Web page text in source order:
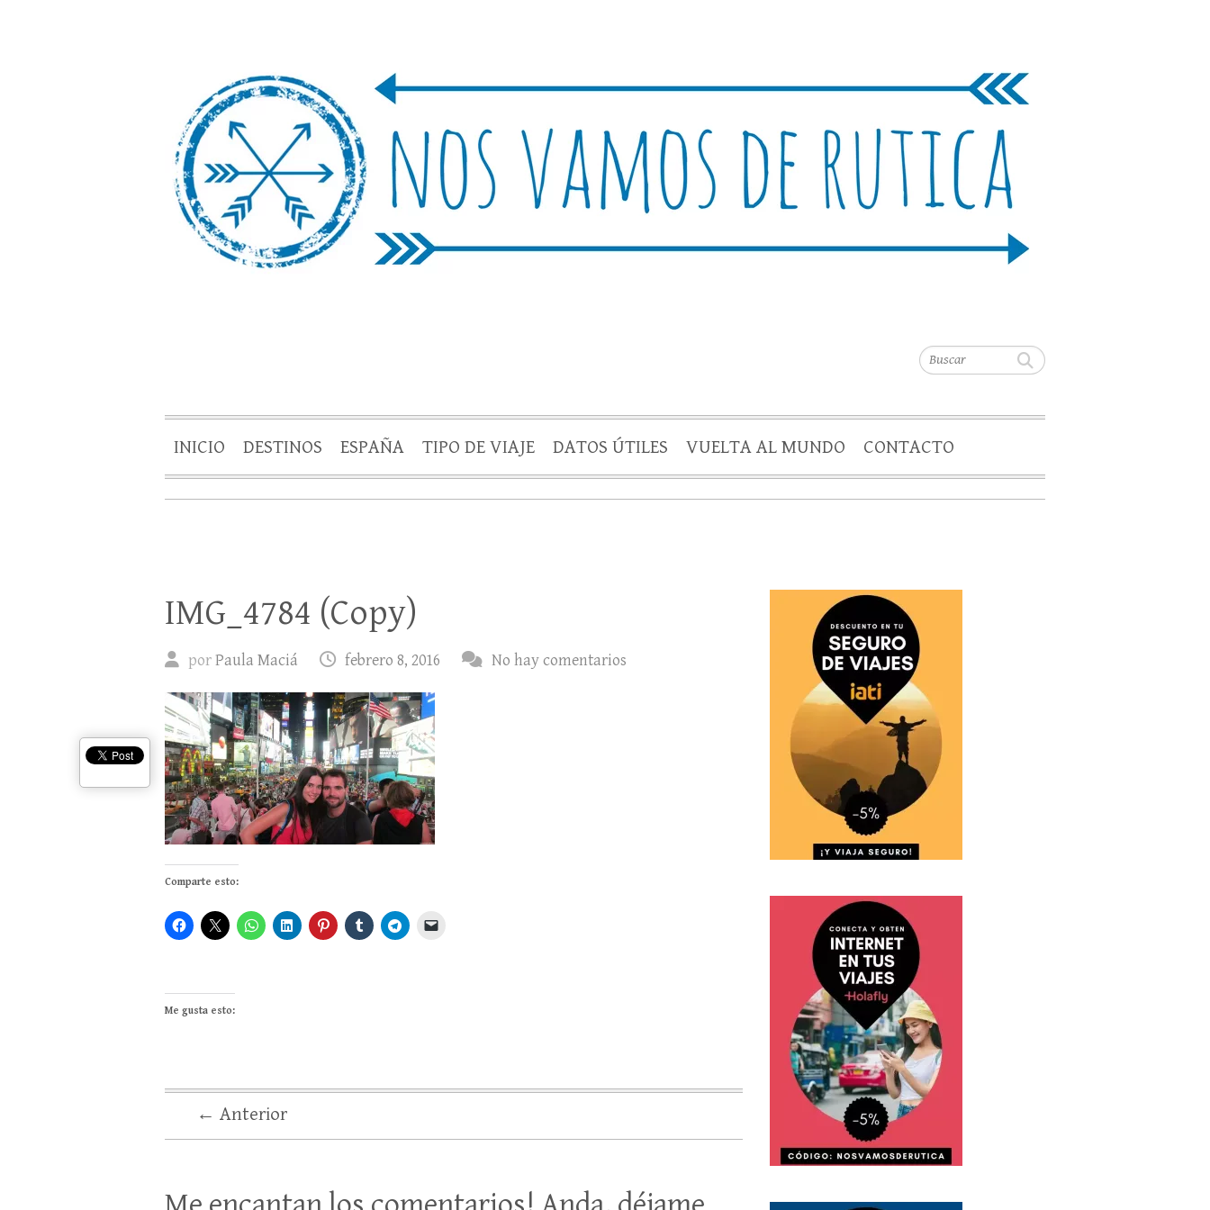
Buscar
Nos Vamos de Rutica
Un blog de viajes donde se comparte experiencias, trucos y consejos.
INICIO DESTINOS ESPAÑA TIPO DE VIAJE DATOS ÚTILES VUELTA AL MUNDO CONTACTO
IMG_4784 (Copy)
porPaula Maciá febrero 8, 2016 No hay comentarios
Comparte esto:
Me gusta esto:
← Anterior